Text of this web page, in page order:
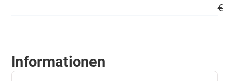
€
Informationen